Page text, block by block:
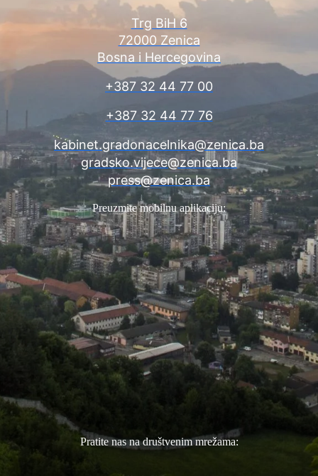
Trg BiH 6
72000 Zenica
Bosna i Hercegovina
+387 32 44 77 00
+387 32 44 77 76
kabinet.gradonacelnika@zenica.ba
gradsko.vijece@zenica.ba
press@zenica.ba
Preuzmite mobilnu aplikaciju:
Pratite nas na društvenim mrežama: